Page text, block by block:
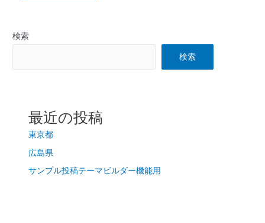
検索
検索
最近の投稿
東京都
広島県
サンプル投稿テーマビルダー機能用